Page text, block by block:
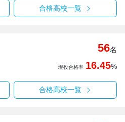
合格高校一覧
56名
現役合格率 16.45%
合格高校一覧